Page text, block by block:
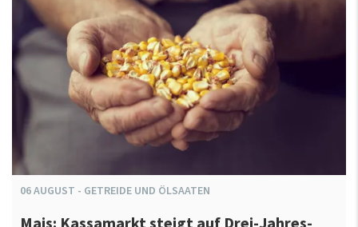
06AUGUST - GETREIDE UND ÖLSAATEN